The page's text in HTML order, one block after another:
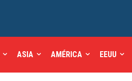
ASIA AMÉRICA EEUU